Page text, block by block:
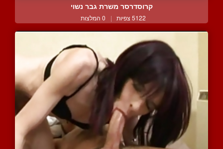
קרוסדרסר משרת גבר נשוי
5122 צפיות | 0 המלצות